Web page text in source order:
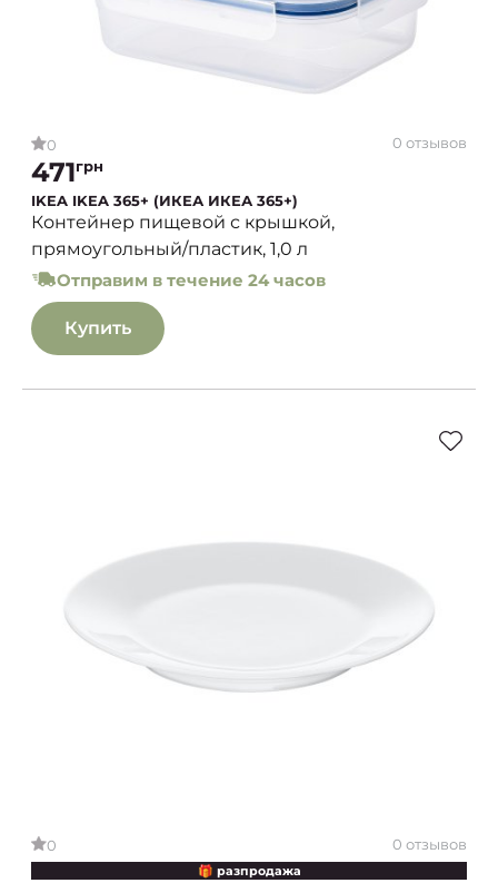
0 0 отзывов
471грн
IKEA IKEA 365+ (ИКЕА ИКЕА 365+)
Контейнер пищевой с крышкой,
прямоугольный/пластик, 1,0 л
Отправим в течение 24 часов
Купить
0 0 отзывов
🎁 разпродажа